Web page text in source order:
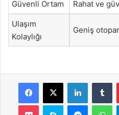
Güvenli Ortam Rahat ve
Ulaşım
Kolaylığı
Geniş
Facebook
X LinkedIn
Pocket Skype